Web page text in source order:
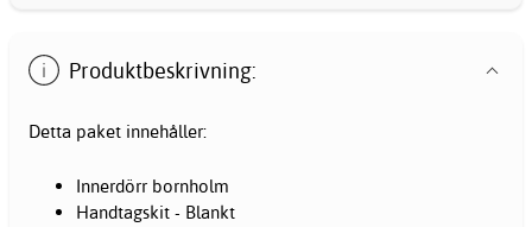
Produktbeskrivning:
Detta paket innehåller:
Innerdörr bornholm
Handtagskit - Blankt